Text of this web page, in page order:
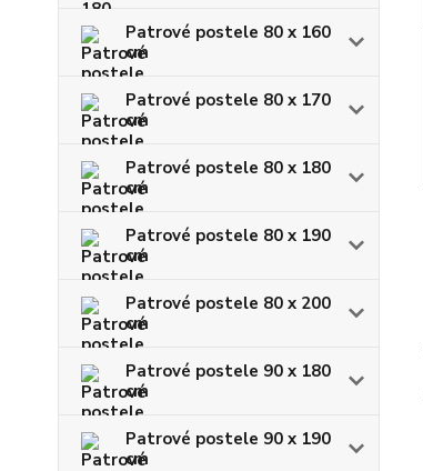
Patrové postele 80 x 160
cm
Patrové postele 80 x 170
cm
Patrové postele 80 x 180
cm
Patrové postele 80 x 190
cm
Patrové postele 80 x 200
cm
Patrové postele 90 x 180
cm
Patrové postele 90 x 190
cm